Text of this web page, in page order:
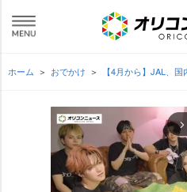
ホーム おでかけ 【4月から】JAL、
arrow_forward_ios